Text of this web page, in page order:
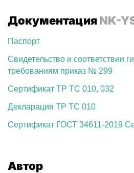
Документация NK-
Паспорт
Свидетельство и соответствии
требованиям приказ № 299
Сертификат ТР ТС 010, 032
Декларация ТР ТС 010
Сертификат ГОСТ 34611-2019
Автор